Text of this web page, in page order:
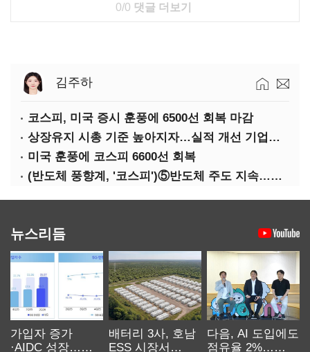
0/0 댓글 더보기
김주하
코스피, 미국 증시 훈풍에 6500선 회복 마감
상장유지 시총 기준 높아지자…실적 개선 기업도 '관리종목'
미국 훈풍에 코스피 6600선 회복
(반도체 풍향계, '코스피')⑤반도체 주도 지속…코스피 성장축은 확대
뉴스리듬
가입자 증가
·AIDC 성장…
배터리 3사, 호남
ESS 시장서
다음, AI 도입에도
점유율 2%…